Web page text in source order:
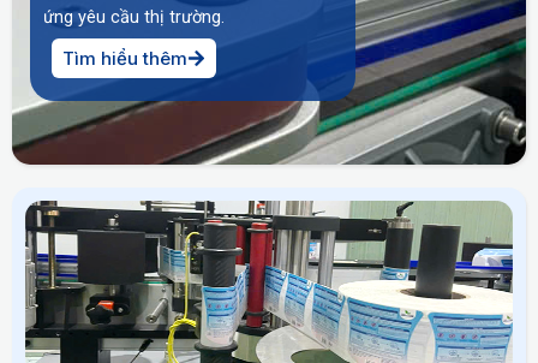
ứng yêu cầu thị trường.
Tìm hiểu thêm